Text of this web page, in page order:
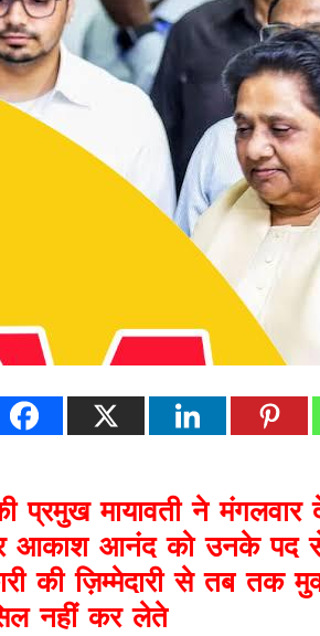
प्रमुख मायावती ने
आकाश आनंद को उनके पद से
की ज़िम्मेदारी से तब
नहीं कर लेते